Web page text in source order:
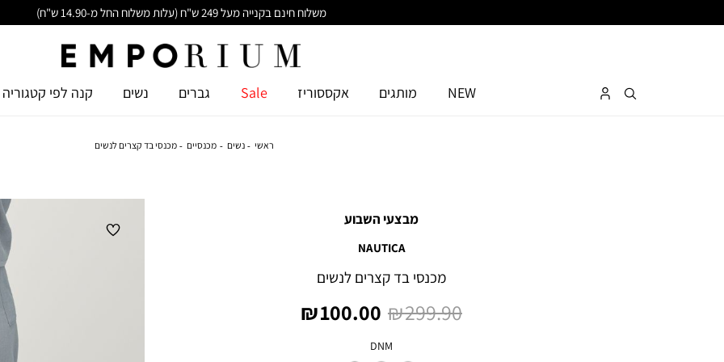
משלוח חינם בקנייה מעל 249 ש"ח (עלות משלוח החל מ-14.90 ש"ח)
NEW מותגים אקססוריז Sale גברים נשים קנה לפי קטגוריה
ראשי נשים מכנסיים מכנסי בד קצרים לנשים
מבצעי השבוע
NAUTICA
מכנסי בד קצרים לנשים
מחיר
מוצר
100.00 ₪
מחיר
299.90 ₪
צבע
DNM